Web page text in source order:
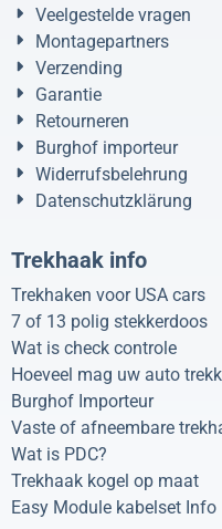
Veelgestelde vragen
Montagepartners
Verzending
Garantie
Retourneren
Burghof importeur
Widerrufsbelehrung
Datenschutzklärung
Trekhaak info
Trekhaken voor USA cars
7 of 13 polig stekkerdoos
Wat is check controle
Hoeveel mag uw auto
Burghof Importeur
Vaste of afneembare
Wat is PDC?
Trekhaak kogel op maat
Easy Module kabelset Info